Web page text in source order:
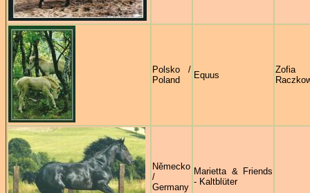
Polsko /
Poland
Equus
Zofia
Německo
/
Germany
Marietta & Friends
- Kaltblüter